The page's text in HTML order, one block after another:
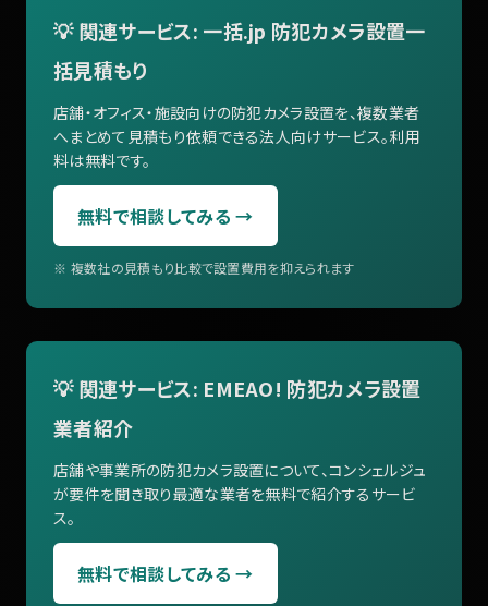
💡 関連サービス: 一括.jp 防犯カメラ設置一
括見積もり
店舗・オフィス・施設向けの防犯カメラ設置を、複数業者
へまとめて見積もり依頼できる法人向けサービス。利用
料は無料です。
無料で相談してみる →
※ 複数社の見積もり比較で設置費用を抑えられます
💡 関連サービス: EMEAO! 防犯カメラ設置
業者紹介
店舗や事業所の防犯カメラ設置について、コンシェルジュ
が要件を聞き取り最適な業者を無料で紹介するサービ
ス。
無料で相談してみる →